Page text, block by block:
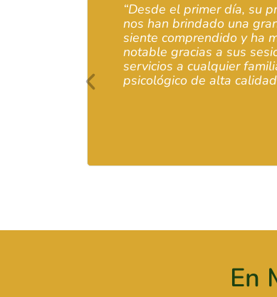
“Desde el primer día, su
nos han brindado una gran
siente comprendido y ha mostrado
notable gracias a sus sesiones.
servicios a cualquier familia que
psicológico de alta calidad.”
En